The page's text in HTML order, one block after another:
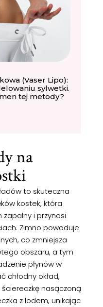
(Vaser Lipo):
sylwetki.
tej metody?
na
to skuteczna
kostek, która
i przynosi
Zimno powoduje
co zmniejsza
obszaru, a tym
płynów w
chłodny okład,
nasączoną
z lodem, unikając